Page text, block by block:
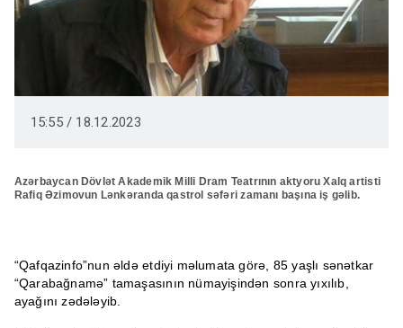
15:55 / 18.12.2023
Azərbaycan Dövlət Akademik Milli Dram Teatrının aktyoru Xalq artisti
Rafiq Əzimovun Lənkəranda qastrol səfəri zamanı başına iş gəlib.
“Qafqazinfo”nun əldə etdiyi məlumata görə, 85 yaşlı sənətkar
“Qarabağnamə” tamaşasının nümayişindən sonra yıxılıb,
ayağını zədələyib.